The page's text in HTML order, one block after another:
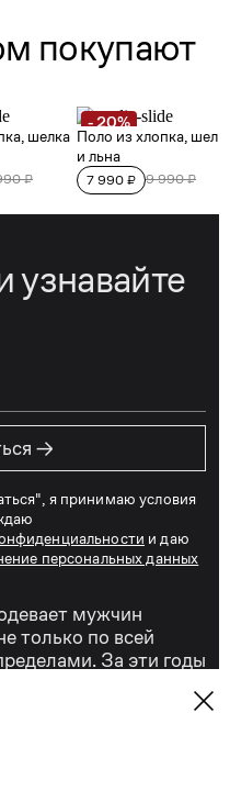
узнавайте
→
я принимаю условия
и даю
персональных данных
мужчин
только по всей
За эти годы